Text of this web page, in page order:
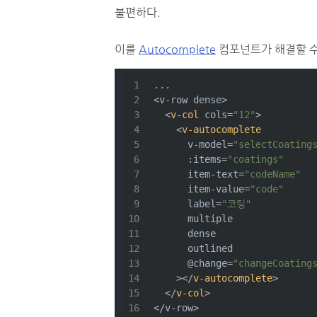
불편하다.
이를 Autocomplete 컴포넌트가 해결할
...
<v-row dense>
<v-col cols="12">
<v-autocomplete
v-model=
:items="coatings"
item-text="codeName"
item-value="code"
label="코팅"
multiple
dense
outlined
      @
change=
    >
</v-autocomplete>
</v-col>
</v-row>